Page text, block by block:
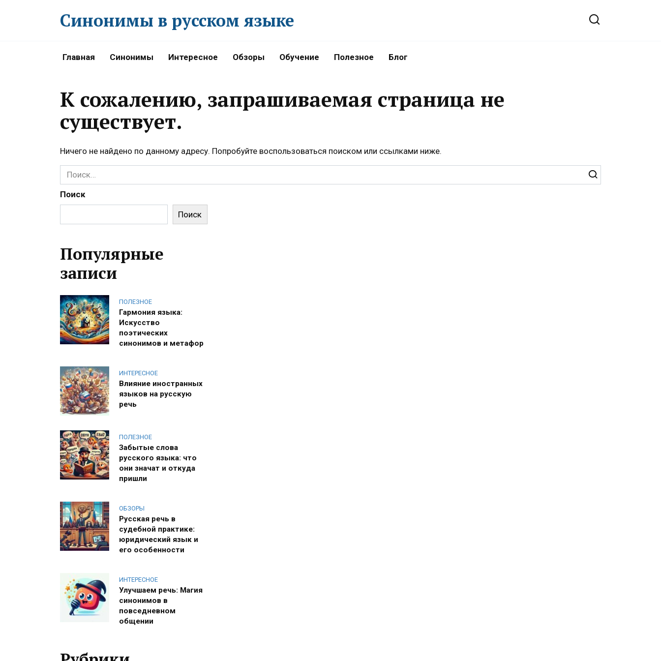
Синонимы в русском языке
Главная Синонимы Интересное Обзоры Обучение Полезное Блог
К сожалению, запрашиваемая страница не
существует.
Ничего не найдено по данному адресу. Попробуйте воспользоваться поиском или ссылками ниже.
Search
for:
Поиск
Поиск
Популярные
записи
ПОЛЕЗНОЕ
Гармония языка:
Искусство
поэтических
синонимов и метафор
ИНТЕРЕСНОЕ
Влияние иностранных
языков на русскую
речь
ПОЛЕЗНОЕ
Забытые слова
русского языка: что
они значат и откуда
пришли
ОБЗОРЫ
Русская речь в
судебной практике:
юридический язык и
его особенности
ИНТЕРЕСНОЕ
Улучшаем речь: Магия
синонимов в
повседневном
общении